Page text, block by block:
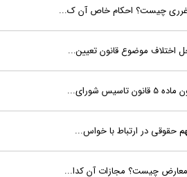
غرری چیست؟ احکام خاص آن ک...
اختلاف موضوع قانون تعیین...
تاسیس شورای...
حقوقی در ارتباط با خواس...
معارض چیست؟ مجازات آن کدا...